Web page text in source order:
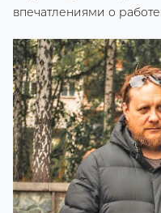
впечатлениями о